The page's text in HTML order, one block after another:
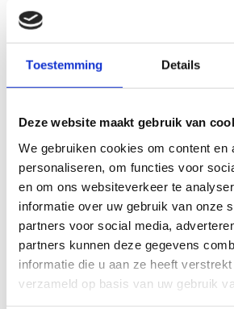
Toestemming Details
Deze website maakt gebruik van
We gebruiken cookies om content en
personaliseren, om functies voor
en om ons websiteverkeer te
informatie over uw gebruik van onze
partners voor social media,
partners kunnen deze gegevens
informatie die u aan ze heeft
verzameld op basis van uw gebruik
€ 48,95 excl. BTW
Millenium Premium hielband
de
√
voor